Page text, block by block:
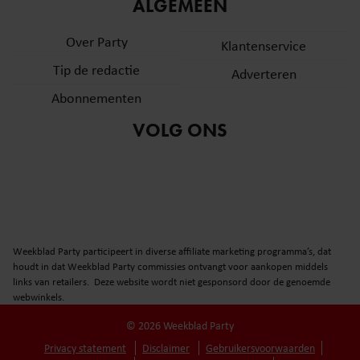
partners kunnen deze gegevens combineren met andere
verzameld op basis van uw gebruik van hun services. U
gaat akkoord met onze cookies als u onze website blijft
ALGEMEEN
Over Party
Tip de redactie
Abonnementen
Klantenservice
Adverteren
VOLG ONS
Weekblad Party participeert in diverse affiliate marketing programma’s, dat
houdt in dat Weekblad Party commissies ontvangt voor aankopen middels
links van retailers. Deze website wordt niet gesponsord door de genoemde
webwinkels.
© 2026 Weekblad Party
Privacy statement
Disclaimer
Gebruikersvoorwaarden